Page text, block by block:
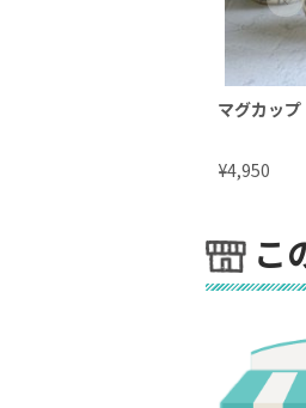
マグカップ
¥4,950
こ